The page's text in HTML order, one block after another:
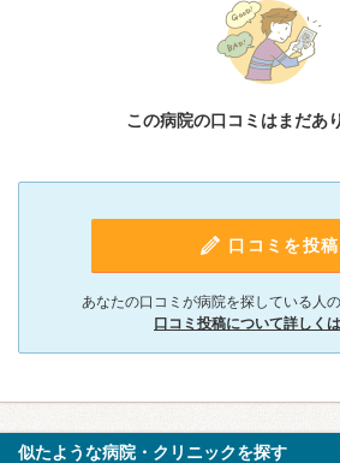
この病院の口コミはまだあ
口コミを投稿
あなたの口コミが病院を探している人
口コミ投稿について詳しく
似たような病院・クリニックを探す